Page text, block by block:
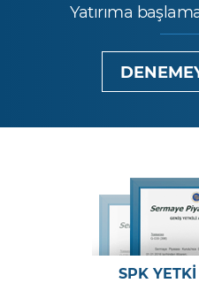
Yatırıma
SPK